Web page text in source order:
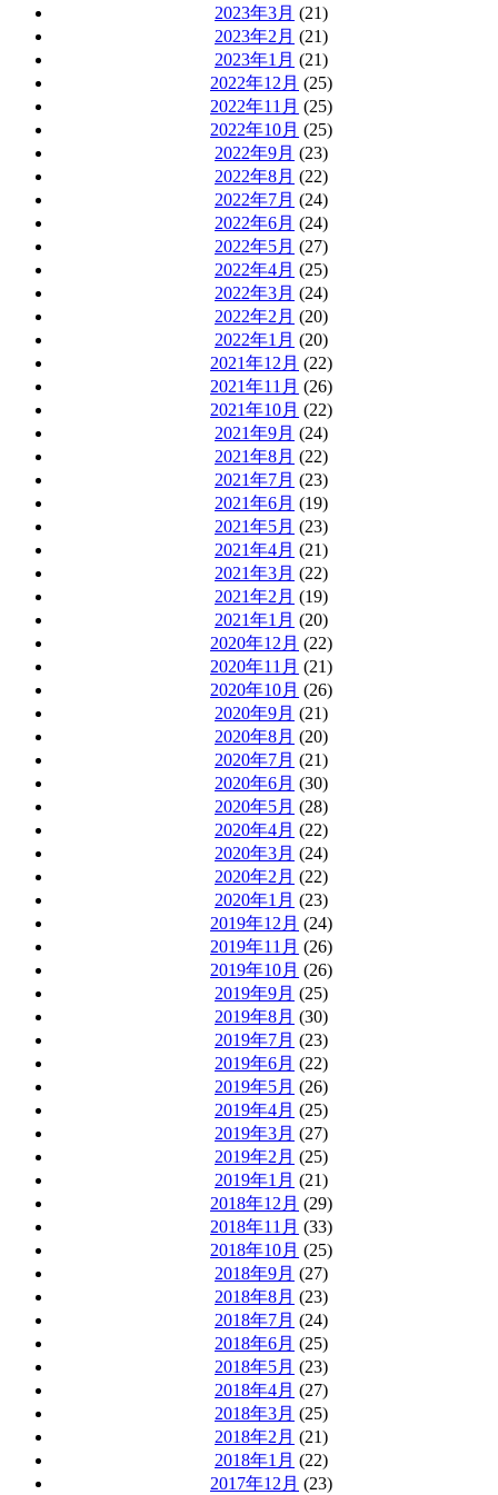
2023年3月 (21)
2023年2月 (21)
2023年1月 (21)
2022年12月 (25)
2022年11月 (25)
2022年10月 (25)
2022年9月 (23)
2022年8月 (22)
2022年7月 (24)
2022年6月 (24)
2022年5月 (27)
2022年4月 (25)
2022年3月 (24)
2022年2月 (20)
2022年1月 (20)
2021年12月 (22)
2021年11月 (26)
2021年10月 (22)
2021年9月 (24)
2021年8月 (22)
2021年7月 (23)
2021年6月 (19)
2021年5月 (23)
2021年4月 (21)
2021年3月 (22)
2021年2月 (19)
2021年1月 (20)
2020年12月 (22)
2020年11月 (21)
2020年10月 (26)
2020年9月 (21)
2020年8月 (20)
2020年7月 (21)
2020年6月 (30)
2020年5月 (28)
2020年4月 (22)
2020年3月 (24)
2020年2月 (22)
2020年1月 (23)
2019年12月 (24)
2019年11月 (26)
2019年10月 (26)
2019年9月 (25)
2019年8月 (30)
2019年7月 (23)
2019年6月 (22)
2019年5月 (26)
2019年4月 (25)
2019年3月 (27)
2019年2月 (25)
2019年1月 (21)
2018年12月 (29)
2018年11月 (33)
2018年10月 (25)
2018年9月 (27)
2018年8月 (23)
2018年7月 (24)
2018年6月 (25)
2018年5月 (23)
2018年4月 (27)
2018年3月 (25)
2018年2月 (21)
2018年1月 (22)
2017年12月 (23)